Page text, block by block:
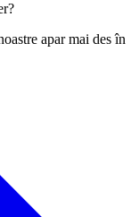
apar mai des în